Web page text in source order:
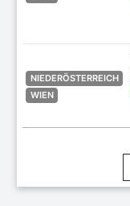
NIEDERÖSTERREICH
WIEN